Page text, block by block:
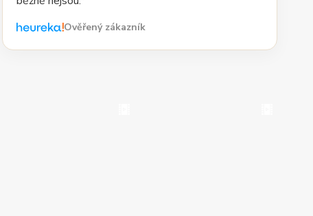
Ověřený zákazník